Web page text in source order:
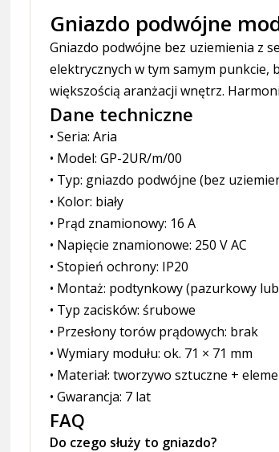
Gniazdo podwójne
Gniazdo podwójne bez uziemienia z
elektrycznych w tym samym punkcie,
większością aranżacji wnętrz.
Dane techniczne
• Seria: Aria
• Model: GP-2UR/m/00
• Typ: gniazdo podwójne (bez
• Kolor: biały
• Prąd znamionowy: 16 A
• Napięcie znamionowe: 250 V AC
• Stopień ochrony: IP20
• Montaż: podtynkowy (pazurkowy
• Typ zacisków: śrubowe
• Przesłony torów prądowych: brak
• Wymiary modułu: ok. 71 × 71 mm
• Materiał: tworzywo sztuczne +
• Gwarancja: 7 lat
FAQ
Do czego służy to gniazdo?